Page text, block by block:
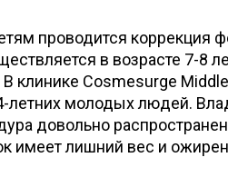
проводится коррекция
в возрасте 7-8
клинике Cosmesurge
летних молодых людей.
довольно
имеет лишний вес и